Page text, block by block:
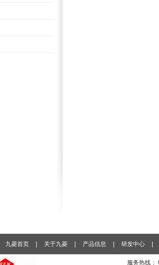
九菱首页 关于九菱 产品信息 研发中心
服务热线